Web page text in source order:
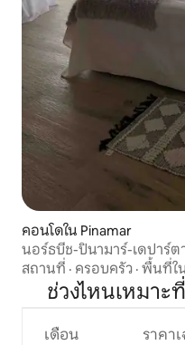
คอนโดใน Pinamar
นอร์ธบีช-ปินามาร์-เดปาร์ต
สถานที่ · ครอบครัว · พื้นที่ใ
ช่วงไหนเหมาะ
เดือน ราคา